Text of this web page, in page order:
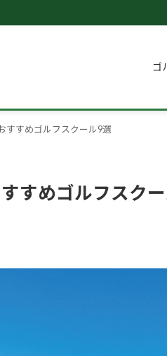
ゴ
すすめゴルフスクール9選
すめゴルフスク